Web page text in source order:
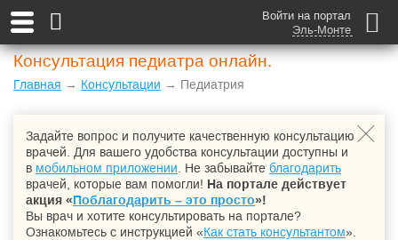
Войти на портал
Эль-Монте
Консультация педиатра онлайн.
Главная → Консультации → Педиатрия
Задайте вопрос и получите качественную консультацию
врачей. Для вашего удобства консультации доступны и
в мобильном приложении . Не забывайте благодарить
врачей, которые вам помогли! На портале действует
акция «Поблагодарить – это просто»!
Вы врач и хотите консультировать на портале?
Ознакомьтесь с инструкцией «Как стать консультантом».